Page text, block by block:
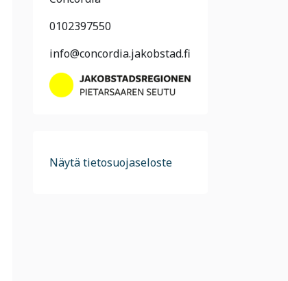
0102397550
info@concordia.jakobstad.fi
Näytä tietosuojaseloste